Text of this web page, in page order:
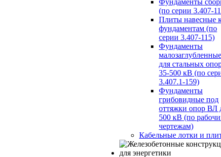
Фундаменты
(по серии 3.407-
Плиты навесные
фундаментам (по
серии 3.407-115)
Фундаменты
малозаглубленные
для стальных
35-500 кВ (по
3.407.1-159)
Фундаменты
грибовидные под
оттяжки опор ВЛ
500 кВ (по
чертежам)
Кабельные лотки и